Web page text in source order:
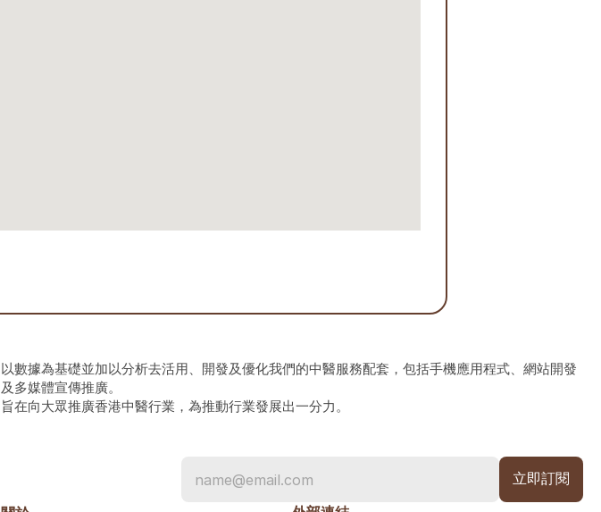
以數據為基礎並加以分析去活用、開發及優化我們的中醫服務配套，包括手機應用程式、網站開發
及多媒體宣傳推廣。
旨在向大眾推廣香港中醫行業，為推動行業發展出一分力。